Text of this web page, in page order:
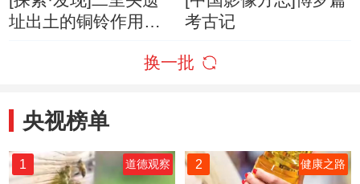
址出土的铜铃作用未
考古记
换一批
央视榜单
1 道德观察 2 健康之路